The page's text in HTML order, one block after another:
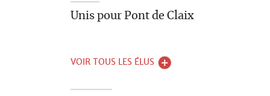
Unis pour Pont de Claix
VOIR TOUS LES ÉLUS